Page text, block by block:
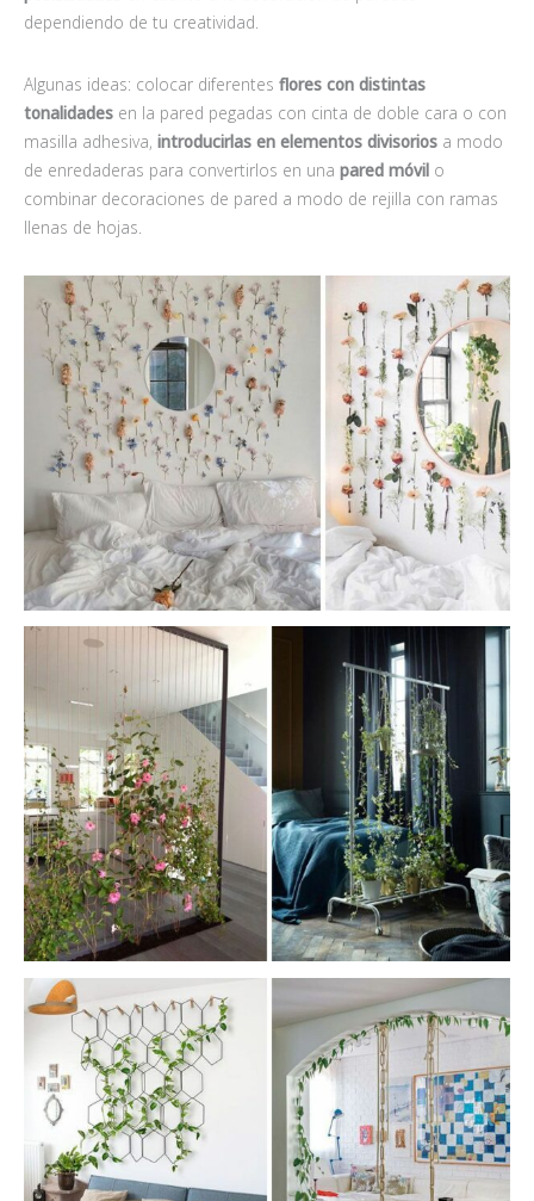
dependiendo de tu creatividad.
Algunas ideas: colocar diferentes flores con distintas
tonalidades en la pared pegadas con cinta de doble cara o con
masilla adhesiva, introducirlas en elementos divisorios a modo
de enredaderas para convertirlos en una pared móvil o
combinar decoraciones de pared a modo de rejilla con ramas
llenas de hojas.